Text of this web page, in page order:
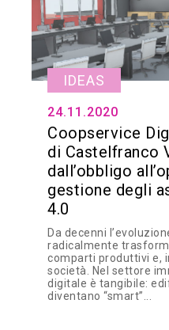
IDEAS
24.11.2020
Coopservice
di Castelfranco
dall’obbligo
gestione degli
4.0
Da decenni
radicalmente
comparti produttivi e,
società. Nel settore
digitale è tangibile:
diventano “smart”...